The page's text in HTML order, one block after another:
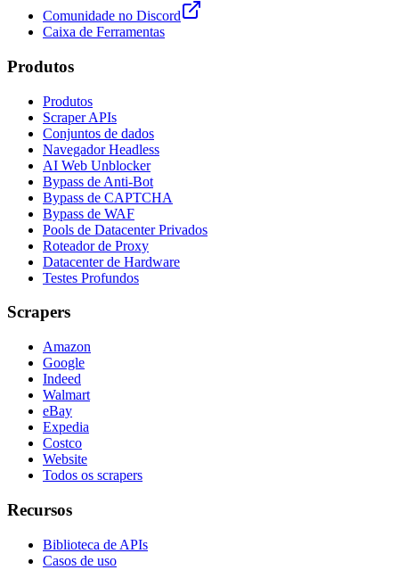
Comunidade no Discord
Caixa de Ferramentas
Produtos
Produtos
Scraper APIs
Conjuntos de dados
Navegador Headless
AI Web Unblocker
Bypass de Anti-Bot
Bypass de CAPTCHA
Bypass de WAF
Pools de Datacenter Privados
Roteador de Proxy
Datacenter de Hardware
Testes Profundos
Scrapers
Amazon
Google
Indeed
Walmart
eBay
Expedia
Costco
Website
Todos os scrapers
Recursos
Biblioteca de APIs
Casos de uso